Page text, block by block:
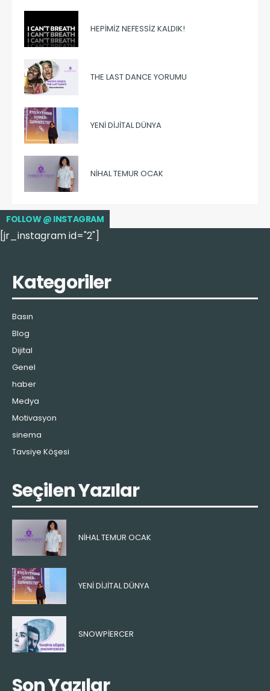
HEPIMIZ NEFESSIZ KALDIK!
THE LAST DANCE YORUMU
YENI DIJITAL DÜNYA
NIHAL TEMUR OCAK
FOLLOW @ INSTAGRAM
[jr_instagram id="2"]
Kategoriler
Basın
Blog
Dijital
Genel
haber
Medya
Motivasyon
sinema
Tavsiye Köşesi
Seçilen Yazılar
NIHAL TEMUR OCAK
YENI DIJITAL DÜNYA
SNOWPIERCER
Son Yazılar